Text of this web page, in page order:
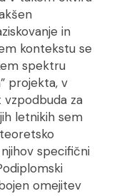
in
kontekstu se
spektru
projekta, v
vzpodbuda za
letnikih sem
specifični
omejitev